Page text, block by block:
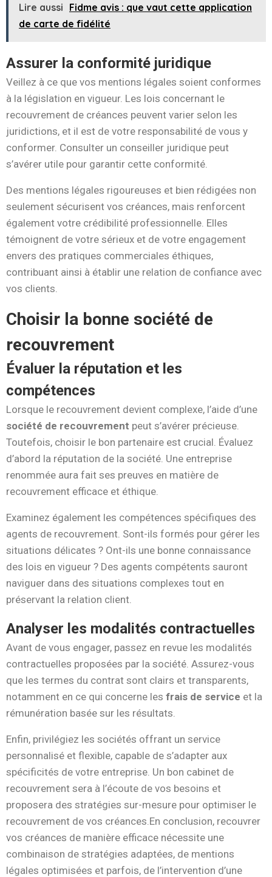
Lire aussi Fidme avis : que vaut cette application
de carte de fidélité
Assurer la conformité juridique
Veillez à ce que vos mentions légales soient conformes
à la législation en vigueur. Les lois concernant le
recouvrement de créances peuvent varier selon les
juridictions, et il est de votre responsabilité de vous y
conformer. Consulter un conseiller juridique peut
s’avérer utile pour garantir cette conformité.
Des mentions légales rigoureuses et bien rédigées non
seulement sécurisent vos créances, mais renforcent
également votre crédibilité professionnelle. Elles
témoignent de votre sérieux et de votre engagement
envers des pratiques commerciales éthiques,
contribuant ainsi à établir une relation de confiance avec
vos clients.
Choisir la bonne société de
recouvrement
Évaluer la réputation et les
compétences
Lorsque le recouvrement devient complexe, l’aide d’une
société de recouvrement peut s’avérer précieuse.
Toutefois, choisir le bon partenaire est crucial. Évaluez
d’abord la réputation de la société. Une entreprise
renommée aura fait ses preuves en matière de
recouvrement efficace et éthique.
Examinez également les compétences spécifiques des
agents de recouvrement. Sont-ils formés pour gérer les
situations délicates ? Ont-ils une bonne connaissance
des lois en vigueur ? Des agents compétents sauront
naviguer dans des situations complexes tout en
préservant la relation client.
Analyser les modalités contractuelles
Avant de vous engager, passez en revue les modalités
contractuelles proposées par la société. Assurez-vous
que les termes du contrat sont clairs et transparents,
notamment en ce qui concerne les frais de service et la
rémunération basée sur les résultats.
Enfin, privilégiez les sociétés offrant un service
personnalisé et flexible, capable de s’adapter aux
spécificités de votre entreprise. Un bon cabinet de
recouvrement sera à l’écoute de vos besoins et
proposera des stratégies sur-mesure pour optimiser le
recouvrement de vos créances.En conclusion, recouvrer
vos créances de manière efficace nécessite une
combinaison de stratégies adaptées, de mentions
légales optimisées et parfois, de l’intervention d’une